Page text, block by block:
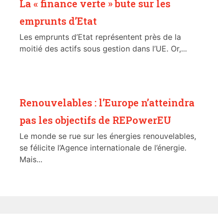
La « finance verte » bute sur les
emprunts d’Etat
Les emprunts d’Etat représentent près de la
moitié des actifs sous gestion dans l’UE. Or,...
Renouvelables : l’Europe n’atteindra
pas les objectifs de REPowerEU
Le monde se rue sur les énergies renouvelables,
se félicite l’Agence internationale de l’énergie.
Mais...